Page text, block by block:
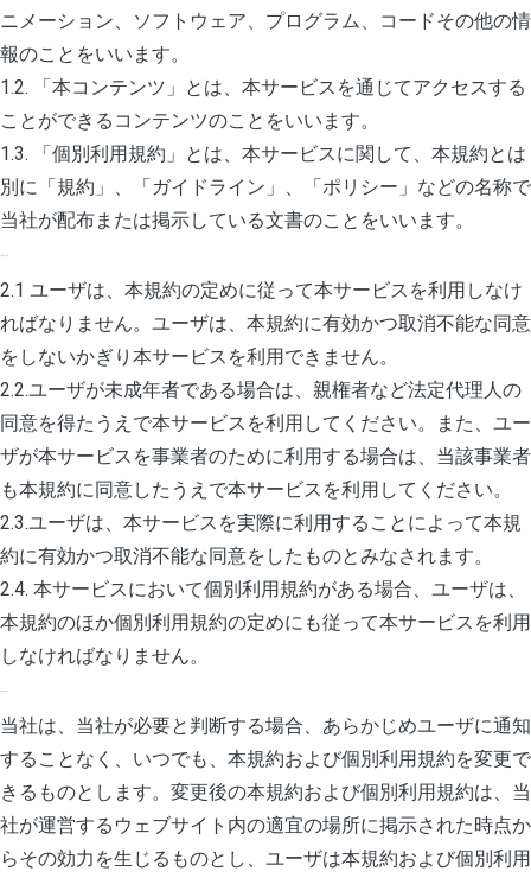
ニメーション、ソフトウェア、プログラム、コードその他の情
報のことをいいます。
1.2. 「本コンテンツ」とは、本サービスを通じてアクセスする
ことができるコンテンツのことをいいます。
1.3. 「個別利用規約」とは、本サービスに関して、本規約とは
別に「規約」、「ガイドライン」、「ポリシー」などの名称で
当社が配布または掲示している文書のことをいいます。
2.1 ユーザは、本規約の定めに従って本サービスを利用しなけ
ればなりません。ユーザは、本規約に有効かつ取消不能な同意
をしないかぎり本サービスを利用できません。
2.2.ユーザが未成年者である場合は、親権者など法定代理人の
同意を得たうえで本サービスを利用してください。また、ユー
ザが本サービスを事業者のために利用する場合は、当該事業者
も本規約に同意したうえで本サービスを利用してください。
2.3.ユーザは、本サービスを実際に利用することによって本規
約に有効かつ取消不能な同意をしたものとみなされます。
2.4. 本サービスにおいて個別利用規約がある場合、ユーザは、
本規約のほか個別利用規約の定めにも従って本サービスを利用
しなければなりません。
当社は、当社が必要と判断する場合、あらかじめユーザに通知
することなく、いつでも、本規約および個別利用規約を変更で
きるものとします。変更後の本規約および個別利用規約は、当
社が運営するウェブサイト内の適宜の場所に掲示された時点か
らその効力を生じるものとし、ユーザは本規約および個別利用